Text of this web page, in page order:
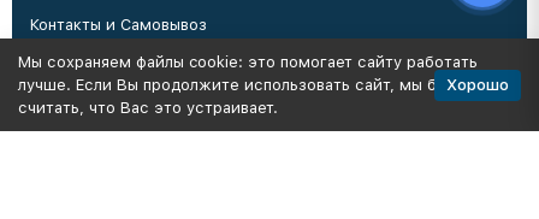
Контакты и Самовывоз
Производство
Мы сохраняем файлы cookie: это помогает сайту работать
лучше. Если Вы продолжите использовать сайт, мы будем
считать, что Вас это устраивает.
Хорошо